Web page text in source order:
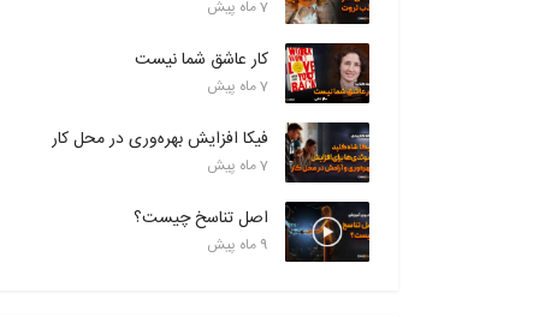
7 ماه پیش
کار عاشق شما نیست
7 ماه پیش
فیکا افزایش بهره‌وری در محل کار
7 ماه پیش
اصل تناسخ چیست؟
9 ماه پیش